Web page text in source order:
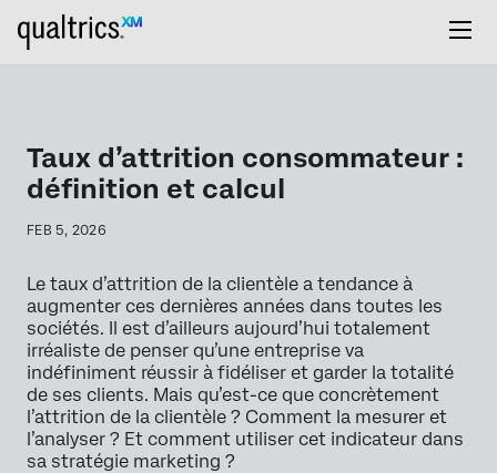
Taux d’attrition consommateur :
définition et calcul
FEB 5, 2026
Le taux d’attrition de la clientèle a tendance à
augmenter ces dernières années dans toutes les
sociétés. Il est d’ailleurs aujourd’hui totalement
irréaliste de penser qu’une entreprise va
indéfiniment réussir à fidéliser et garder la totalité
de ses clients. Mais qu’est-ce que concrètement
l’attrition de la clientèle ? Comment la mesurer et
l’analyser ? Et comment utiliser cet indicateur dans
sa stratégie marketing ?